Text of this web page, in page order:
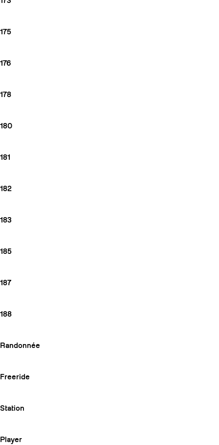
175
176
178
180
181
182
183
185
187
188
Randonnée
Freeride
Station
Player